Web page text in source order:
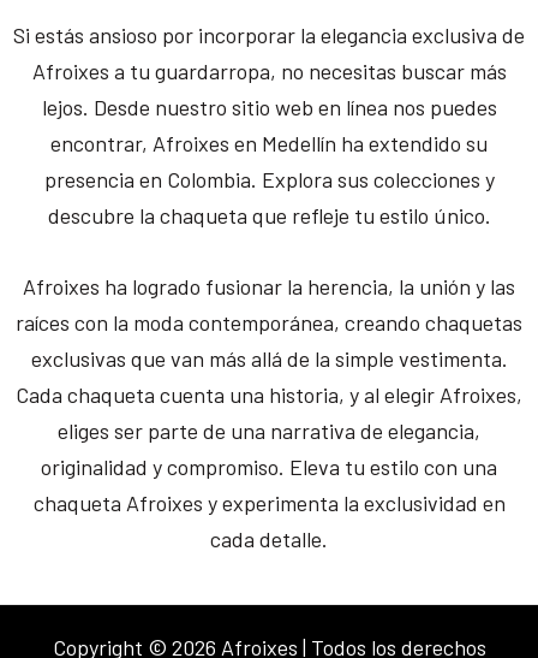
Si estás ansioso por incorporar la elegancia exclusiva de
Afroixes a tu guardarropa, no necesitas buscar más
lejos. Desde nuestro sitio web en línea nos puedes
encontrar, Afroixes en Medellín ha extendido su
presencia en Colombia. Explora sus colecciones y
descubre la chaqueta que refleje tu estilo único.
Afroixes ha logrado fusionar la herencia, la unión y las
raíces con la moda contemporánea, creando chaquetas
exclusivas que van más allá de la simple vestimenta.
Cada chaqueta cuenta una historia, y al elegir Afroixes,
eliges ser parte de una narrativa de elegancia,
originalidad y compromiso. Eleva tu estilo con una
chaqueta Afroixes y experimenta la exclusividad en
cada detalle.
Copyright © 2026 Afroixes | Todos los derechos